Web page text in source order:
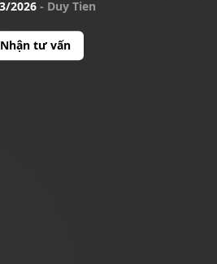
2026 - Duy Tien
Nhận tư vấn